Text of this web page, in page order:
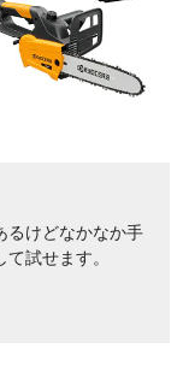
るけどなかなか手
試せます。